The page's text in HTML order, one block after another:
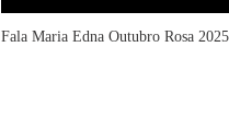
Fala Maria Edna Outubro Rosa 2025